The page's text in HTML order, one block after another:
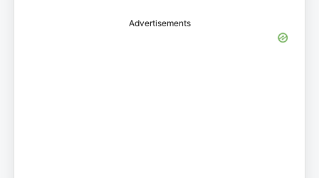
Advertisements